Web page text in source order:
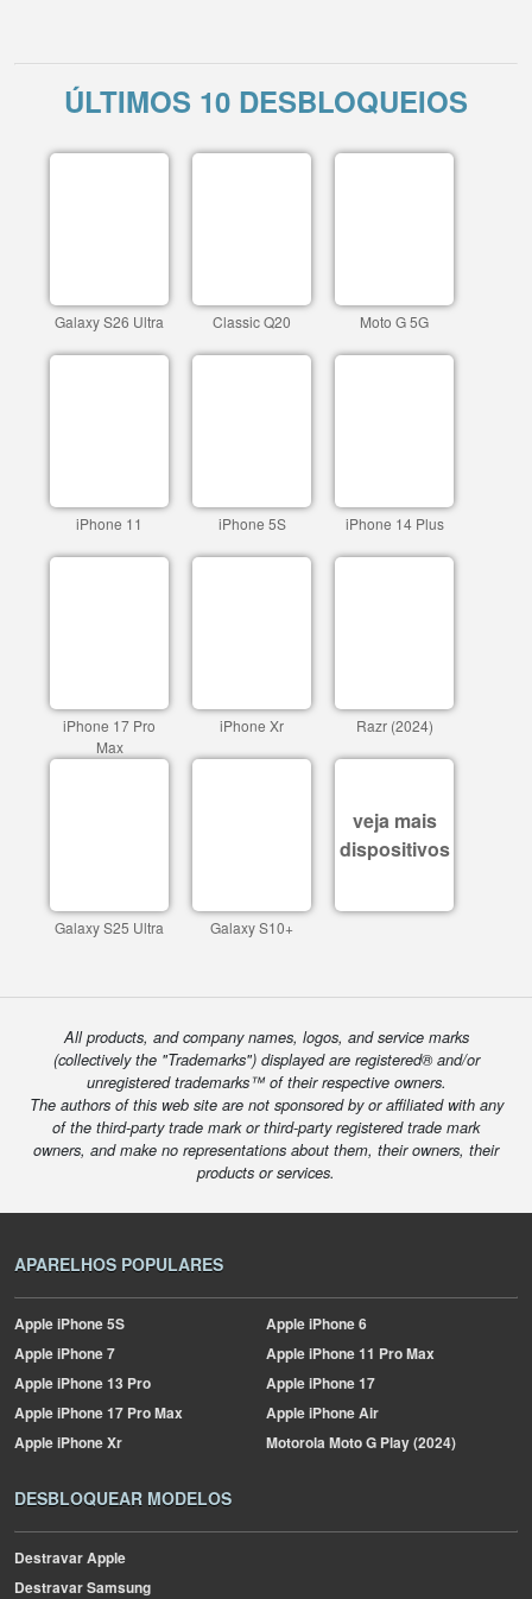
ÚLTIMOS 10 DESBLOQUEIOS
Galaxy S26 Ultra Classic Q20 Moto G 5G
iPhone 11 iPhone 5S iPhone 14 Plus
iPhone 17 Pro
Max
iPhone Xr Razr (2024)
Galaxy S25 Ultra Galaxy S10+
veja mais
dispositivos
All products, and company names, logos, and service marks
(collectively the "Trademarks") displayed are registered® and/or
unregistered trademarks™ of their respective owners.
The authors of this web site are not sponsored by or affiliated with any
of the third-party trade mark or third-party registered trade mark
owners, and make no representations about them, their owners, their
products or services.
APARELHOS POPULARES
AppleiPhone 5S AppleiPhone 6
AppleiPhone 7 AppleiPhone 11 Pro Max
AppleiPhone 13 Pro AppleiPhone 17
AppleiPhone 17 Pro Max AppleiPhone Air
AppleiPhone Xr MotorolaMoto G Play (2024)
DESBLOQUEAR MODELOS
Destravar Apple
Destravar Samsung